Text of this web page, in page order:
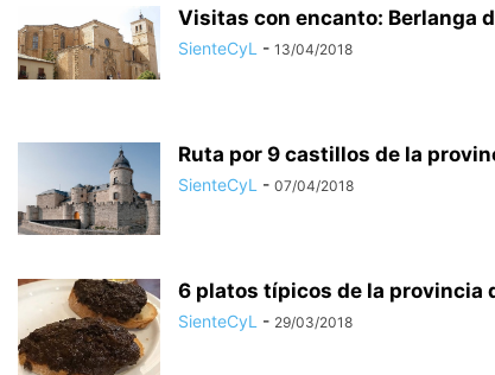
Visitas con encanto: Berlanga
SienteCyL - 13/04/2018
Ruta por 9 castillos de la
SienteCyL - 07/04/2018
6 platos típicos de la provincia
SienteCyL - 29/03/2018